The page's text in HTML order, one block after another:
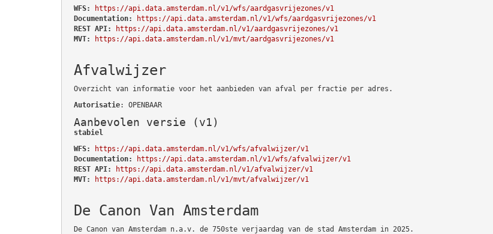
WFS:
https://api.data.amsterdam.nl/v1/wfs/aardgasvrijezones/v1
Documentation:
https://api.data.amsterdam.nl/v1/wfs/aardgasvrijezones/v1
REST API:
https://api.data.amsterdam.nl/v1/aardgasvrijezones/v1
MVT:
https://api.data.amsterdam.nl/v1/mvt/aardgasvrijezones/v1
Afvalwijzer
Overzicht van informatie voor het aanbieden van afval per fractie per adres.
Autorisatie: OPENBAAR
Aanbevolen versie (v1)
stabiel
WFS:
https://api.data.amsterdam.nl/v1/wfs/afvalwijzer/v1
Documentation:
https://api.data.amsterdam.nl/v1/wfs/afvalwijzer/v1
REST API:
https://api.data.amsterdam.nl/v1/afvalwijzer/v1
MVT:
https://api.data.amsterdam.nl/v1/mvt/afvalwijzer/v1
De Canon Van Amsterdam
De Canon van Amsterdam n.a.v. de 750ste verjaardag van de stad Amsterdam in 2025.